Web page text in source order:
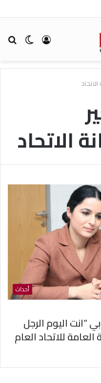
الوضع تسجيل
الاتحاد
أحداث
“انت اليوم الرجل
للاتحاد العام